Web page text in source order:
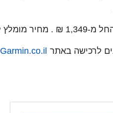
Garmin.co.il